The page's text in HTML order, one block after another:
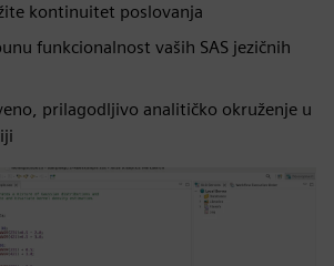
kontinuitet poslovanja
funkcionalnost vaših SAS jezičnih
prilagodljivo analitičko okruženje u